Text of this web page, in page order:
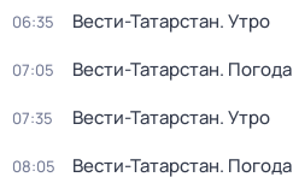
06:35 Вести-Татарстан. Утро
07:05 Вести-Татарстан. Погода
07:35 Вести-Татарстан. Утро
08:05 Вести-Татарстан. Погода